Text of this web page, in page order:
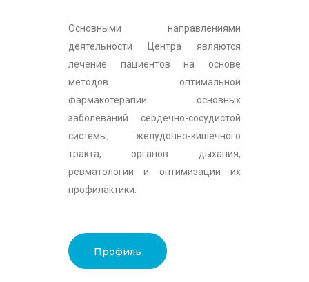
Основными направлениями
деятельности Центра являются
лечение пациентов на основе
методов оптимальной
фармакотерапии основных
заболеваний сердечно-сосудистой
системы, желудочно-кишечного
тракта, органов дыхания,
ревматологии и оптимизации их
профилактики.
Профиль